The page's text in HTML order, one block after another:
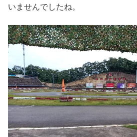
いませんでしたね。